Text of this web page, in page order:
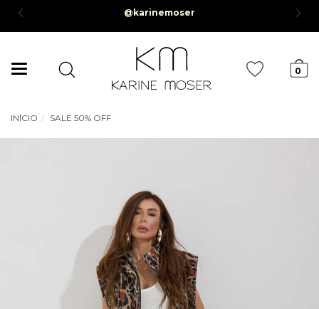
@karinemoser
Mudar
0
INÍCIO SALE 50% OFF